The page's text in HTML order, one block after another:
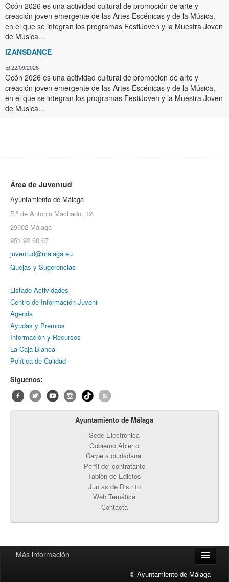
Ocón 2026 es una actividad cultural de promoción de arte y
creación joven emergente de las Artes Escénicas y de la Música,
en el que se integran los programas FestiJoven y la Muestra Joven
de Música...
IZANSDANCE
El 22/09/2026
Ocón 2026 es una actividad cultural de promoción de arte y
creación joven emergente de las Artes Escénicas y de la Música,
en el que se integran los programas FestiJoven y la Muestra Joven
de Música...
Área de Juventud
Ayuntamiento de Málaga
P.º de Antonio Machado, 12
29002 Málaga
951 92 60 67
juventud@malaga.eu
Quejas y Sugerencias
Listado Actividades
Centro de Información Juvenil
Agenda
Ayudas y Premios
Información y Recursos
La Caja Blanca
Política de Calidad
Síguenos:
Ayuntamiento de Málaga
Sede Electrónica
Gobierno Abierto
Carpeta ciudadana:
Perfil del contratante
Tablón de Edictos
Juntas de Distrito
Web Temática
Contacta
Más información
© Ayuntamiento de Málaga